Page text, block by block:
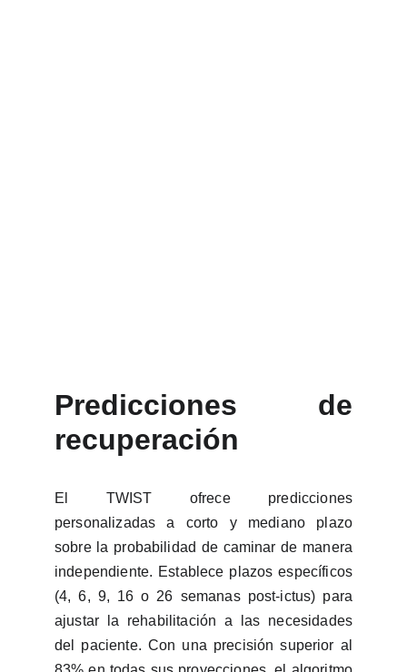
Predicciones de
recuperación
El TWIST ofrece predicciones
personalizadas a corto y mediano plazo
sobre la probabilidad de caminar de manera
independiente. Establece plazos específicos
(4, 6, 9, 16 o 26 semanas post-ictus) para
ajustar la rehabilitación a las necesidades
del paciente. Con una precisión superior al